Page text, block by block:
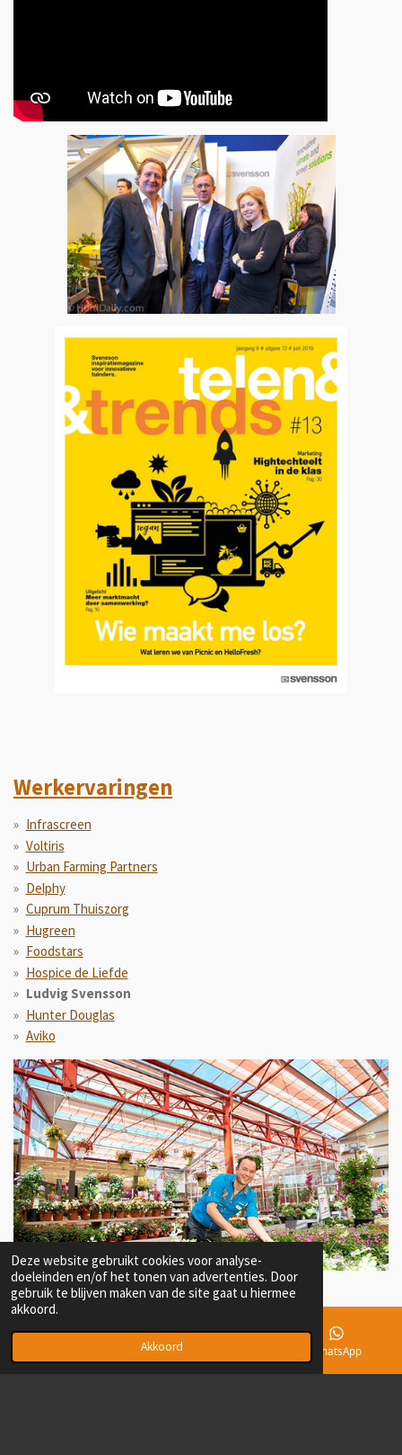
Deze website gebruikt cookies voor analyse-
doeleinden en/of het tonen van advertenties. Door
gebruik te blijven maken van de site gaat u hiermee
akkoord.
Akkoord
Werkervaringen
Infrascreen
Voltiris
Urban Farming Partners
Delphy
Cuprum Thuiszorg
Hugreen
Foodstars
Hospice de Liefde
Ludvig Svensson
Hunter Douglas
Aviko
© 2021 - 2026 Maarten Oostenbrink Consultancy
Telefoonnummer WhatsApp